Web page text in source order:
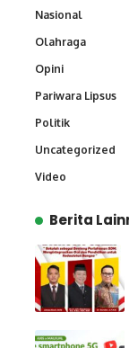
Nasional
Olahraga
Opini
Pariwara Lipsus
Politik
Uncategorized
Video
Berita